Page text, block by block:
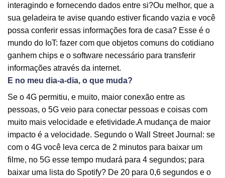
interagindo e fornecendo dados entre si?Ou melhor, que a
sua geladeira te avise quando estiver ficando vazia e você
possa conferir essas informações fora de casa? Esse é o
mundo do IoT: fazer com que objetos comuns do cotidiano
ganhem chips e o software necessário para transferir
informações através da internet.
E no meu dia-a-dia, o que muda?
Se o 4G permitiu, e muito, maior conexão entre as
pessoas, o 5G veio para conectar pessoas e coisas com
muito mais velocidade e efetividade.A mudança de maior
impacto é a velocidade. Segundo o Wall Street Journal: se
com o 4G você leva cerca de 2 minutos para baixar um
filme, no 5G esse tempo mudará para 4 segundos; para
baixar uma lista do Spotify? De 20 para 0,6 segundos e o